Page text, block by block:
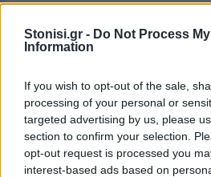
Stonisi.gr - Do Not Process
Information
If you wish to opt-out of the sale,
processing of your personal or
targeted advertising by us, please
section to confirm your selection.
opt-out request is processed you
interest-based ads based on
ΧΩΡΙΑ
στο Μεγαλοχώρι
Η παρέμβαση στην οδό Σοφού
Βενιαμίν – Μάρμαρο όπως
αναφέρει ο δήμαρχος Μυτιλήνης
Παναγιώτης Χριστόφας